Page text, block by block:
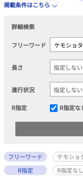
掲載条件はこちら
詳細検索
フリーワード
長さ
進行状況
R指定 R指定な
フリーワード
ケモショ
R指定
R指定なし